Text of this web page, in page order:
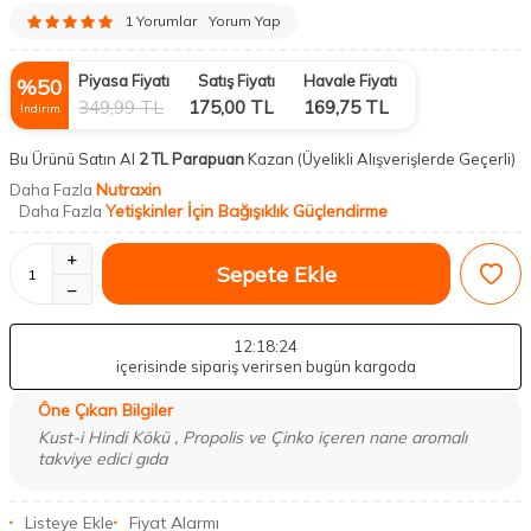
1 Yorumlar Yorum Yap
%50
İndirim
Piyasa Fiyatı
349,99TL
Satış Fiyatı
175,00 TL
Havale Fiyatı
169,75TL
Bu Ürünü Satın Al 2 TL ParapuanKazan (Üyelikli Alışverişlerde Geçerli)
Daha Fazla Nutraxin
Daha Fazla Yetişkinler İçin Bağışıklık Güçlendirme
Sepete Ekle
12:18:23
içerisinde sipariş verirsen bugün kargoda
Öne Çıkan Bilgiler
Kust-i Hindi Kökü , Propolis ve Çinko içeren nane aromalı
takviye edici gıda
Listeye Ekle Fiyat Alarmı